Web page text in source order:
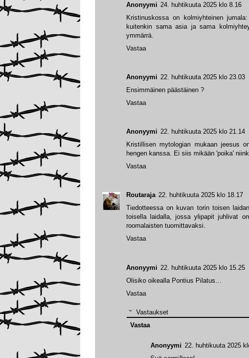
Anonyymi 22. huhtikuuta 2025 klo 15.25
Olisiko oikealla Pontius Pilatus…
Vastaa
Vastaukset
Anonyymi 22. huhtikuuta 2025
Vastaa
Routaraja 22. huhtikuuta 2025 klo 18.17
Tiedotteessa on kuvan torin toisen
toisella laidalla, jossa ylipapit juhlivat
roomalaisten tuomittavaksi.
Vastaa
Anonyymi 22. huhtikuuta 2025 klo 21.14
Kristillisen mytologian mukaan jeesus
hengen kanssa. Ei siis mikään 'poika'
Vastaa
Anonyymi 22. huhtikuuta 2025 klo 23.03
Ensimmäinen päästäinen ?
Vastaa
Anonyymi 24. huhtikuuta 2025 klo 8.16
Kristinuskossa on kolmiyhteinen
kuitenkin sama asia ja sama
ymmärrä.
Vastaa